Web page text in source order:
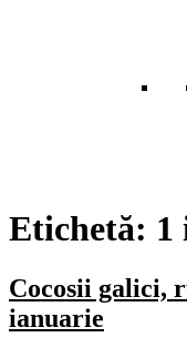
Etichetă: 1
Cocosii galici,
ianuarie